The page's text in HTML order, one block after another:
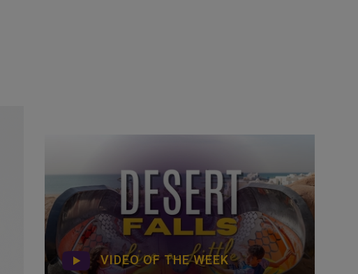
VIDEO OF THE WEEK